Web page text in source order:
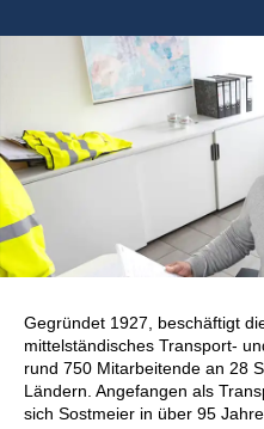
Gegründet 1927, beschäftigt
mittelständisches Transport-
rund 750 Mitarbeitende an 28
Ländern. Angefangen als
sich Sostmeier in über 95